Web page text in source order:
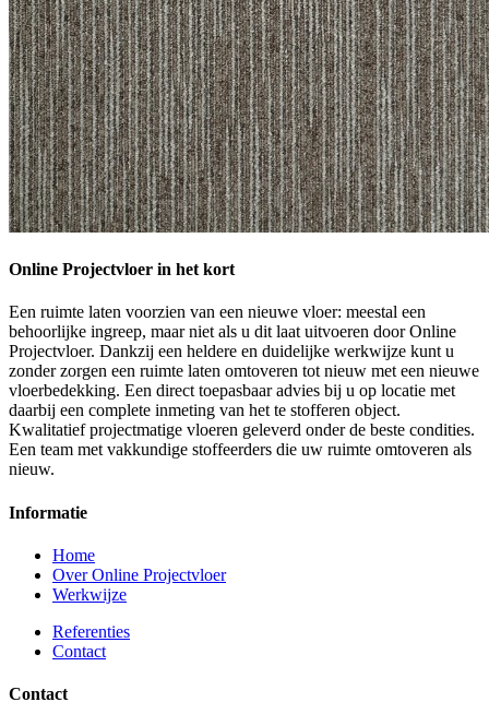
Online Projectvloer in het kort
Een ruimte laten voorzien van een nieuwe vloer: meestal een
behoorlijke ingreep, maar niet als u dit laat uitvoeren door Online
Projectvloer. Dankzij een heldere en duidelijke werkwijze kunt u
zonder zorgen een ruimte laten omtoveren tot nieuw met een nieuwe
vloerbedekking. Een direct toepasbaar advies bij u op locatie met
daarbij een complete inmeting van het te stofferen object.
Kwalitatief projectmatige vloeren geleverd onder de beste condities.
Een team met vakkundige stoffeerders die uw ruimte omtoveren als
nieuw.
Informatie
Home
Over Online Projectvloer
Werkwijze
Referenties
Contact
Contact